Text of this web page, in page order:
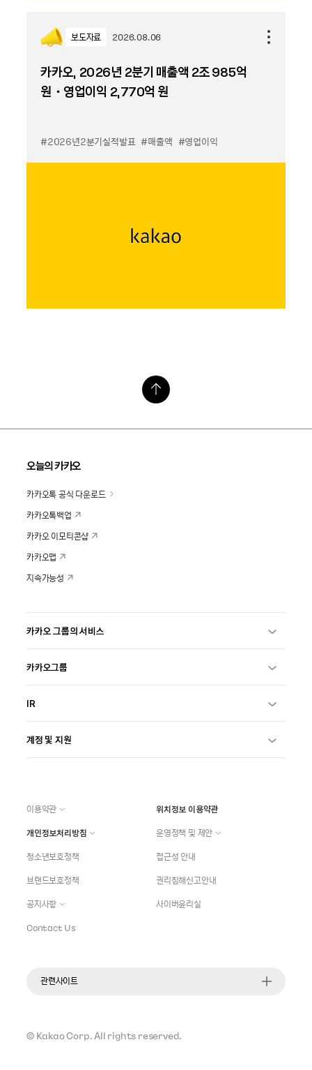
보도자료 2026.08.06
카카오, 2026년 2분기 매출액 2조 985억
원・영업이익 2,770억 원
#2026년2분기실적발표 #매출액 #영업이익
오늘의 카카오
카카오톡 공식 다운로드
카카오톡백업
카카오 이모티콘샵
카카오맵
지속가능성
카카오 그룹의 서비스
카카오그룹
IR
계정 및 지원
이용약관
위치정보 이용약관
개인정보처리방침
운영정책 및 제안
청소년보호정책
접근성 안내
브랜드보호정책
권리침해신고안내
공지사항
사이버윤리실
Contact Us
관련사이트
© Kakao Corp.All rights reserved.